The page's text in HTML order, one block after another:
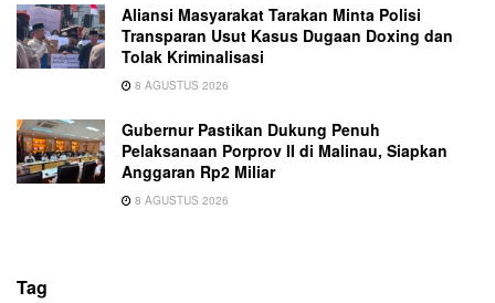
Aliansi Masyarakat Tarakan Minta Polisi
Transparan Usut Kasus Dugaan Doxing dan
Tolak Kriminalisasi
8 AGUSTUS 2026
Gubernur Pastikan Dukung Penuh
Pelaksanaan Porprov II di Malinau, Siapkan
Anggaran Rp2 Miliar
8 AGUSTUS 2026
Tag